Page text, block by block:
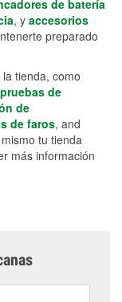
de batería
, y accesorios
preparado
tienda, como
pruebas de
de
de faros, and
tu tienda
más información